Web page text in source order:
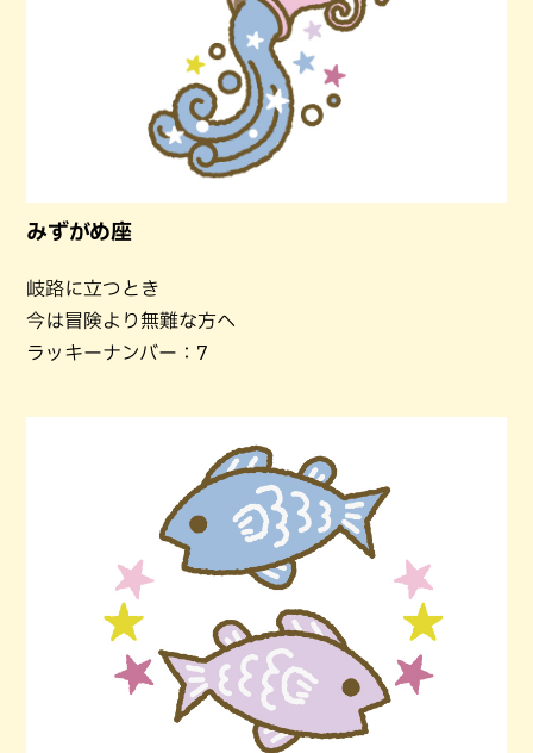
みずがめ座
岐路に立つとき
今は冒険より無難な方へ
ラッキーナンバー：7